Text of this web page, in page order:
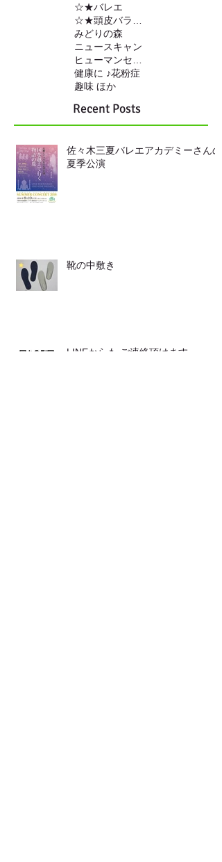
☆★バレエ
みどりの森
ニュースキャン
健康に ♪花粉症
趣味 ほか
Recent Posts
佐々木三夏バレエアカデミーさんの
夏季公演
靴の中敷き
LINEからも ご連絡頂けます